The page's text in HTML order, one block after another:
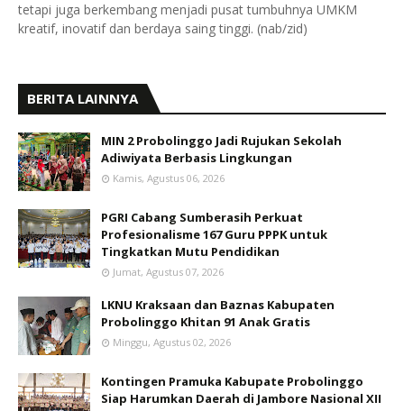
tetapi juga berkembang menjadi pusat tumbuhnya UMKM
kreatif, inovatif dan berdaya saing tinggi. (nab/zid)
BERITA LAINNYA
MIN 2 Probolinggo Jadi Rujukan Sekolah
Adiwiyata Berbasis Lingkungan
Kamis, Agustus 06, 2026
PGRI Cabang Sumberasih Perkuat
Profesionalisme 167 Guru PPPK untuk
Tingkatkan Mutu Pendidikan
Jumat, Agustus 07, 2026
LKNU Kraksaan dan Baznas Kabupaten
Probolinggo Khitan 91 Anak Gratis
Minggu, Agustus 02, 2026
Kontingen Pramuka Kabupate Probolinggo
Siap Harumkan Daerah di Jambore Nasional XII